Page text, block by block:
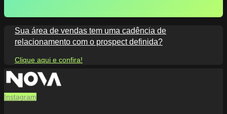
Sua área de vendas tem uma cadência de
relacionamento com o prospect definida?
Clique aqui e confira!
Instagram